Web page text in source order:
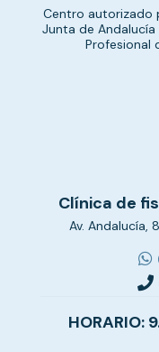
Centro autorizado
Junta de Andalucía
Profesional
Clínica de
Av. Andalucía,
HORARIO: